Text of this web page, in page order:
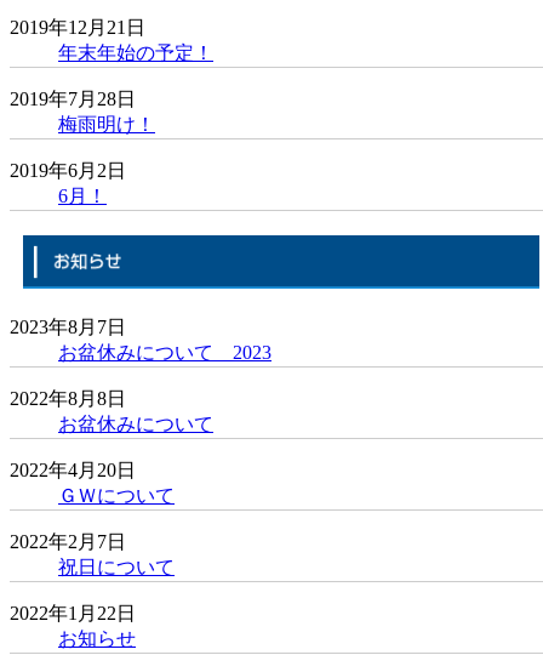
2019年12月21日
年末年始の予定！
2019年7月28日
梅雨明け！
2019年6月2日
6月！
2023年8月7日
お盆休みについて 2023
2022年8月8日
お盆休みについて
2022年4月20日
ＧＷについて
2022年2月7日
祝日について
2022年1月22日
お知らせ